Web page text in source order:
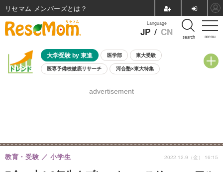
menu
Language
JP / CN search
大学受験 by 東進 医学部 東大受験
医専予備校徹底リサーチ 河合塾×東大特集
8月開催学校説明会・相談会
advertisement
教育・受験 小学生 2022.12.9（金） 16:15
リセマム メンバーズ